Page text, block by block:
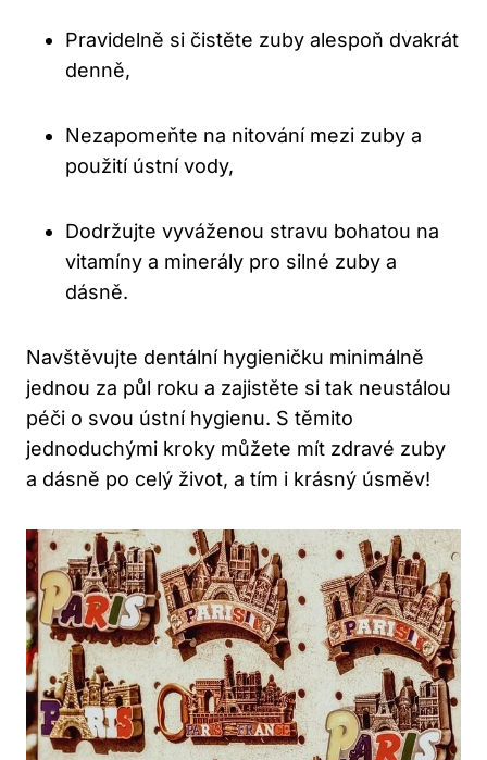
Pravidelně si čistěte zuby alespoň dvakrát
denně,
Nezapomeňte na nitování mezi zuby a
použití ústní vody,
Dodržujte vyváženou stravu bohatou na
vitamíny a minerály pro silné zuby a
dásně.
Navštěvujte dentální hygieničku minimálně
jednou za půl roku a zajistěte si tak neustálou
péči o svou ústní hygienu. S těmito
jednoduchými kroky můžete mít zdravé zuby
a dásně po celý život, a tím i krásný úsměv!